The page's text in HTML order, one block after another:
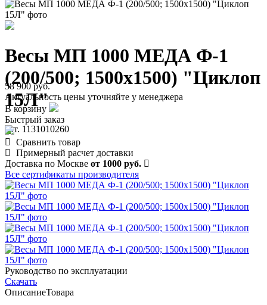
Весы МП 1000 МЕДА Ф-1
(200/500; 1500х1500) "Циклоп
15Л"
арт. 1131010260
58 900 руб.
Актуальность цены уточняйте у менеджера
В корзину
Быстрый заказ
Сравнить товар
Примерный расчет доставки
Доставка по Москве от 1000 руб.
Все сертификаты производителя
Руководство по эксплуатации
Скачать
ОписаниеТовара